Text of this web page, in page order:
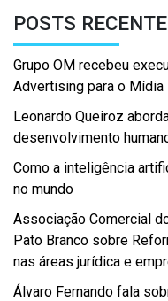
POSTS
Grupo OM recebeu
Advertising para o Mídia
Leonardo Queiroz
desenvolvimento
Como a inteligência
no mundo
Associação Comercial
Pato Branco sobre
nas áreas jurídica e
Álvaro Fernando fala